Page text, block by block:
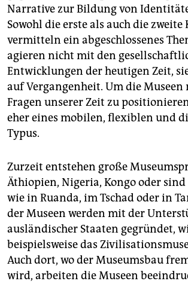
Narrative zur Bildung von
Sowohl die erste als auch die zweite
vermitteln ein abgeschlossenes
agieren nicht mit den
Entwicklungen der heutigen Zeit,
auf Vergangenheit. Um die Museen
Fragen unserer Zeit zu
eher eines mobilen, flexiblen und
Typus.
Zurzeit entstehen große
Äthiopien, Nigeria, Kongo oder
wie in Ruanda, im Tschad oder in
der Museen werden mit der
ausländischer Staaten gegründet,
beispielsweise das
Auch dort, wo der Museumsbau
wird, arbeiten die Museen